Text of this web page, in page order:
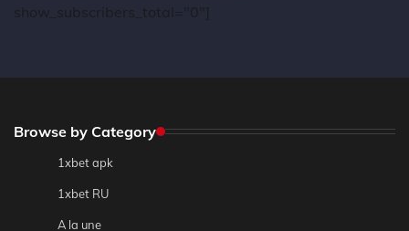
show_subscribers_total="0"]
Browse by Category
1xbet apk
1xbet RU
A la une